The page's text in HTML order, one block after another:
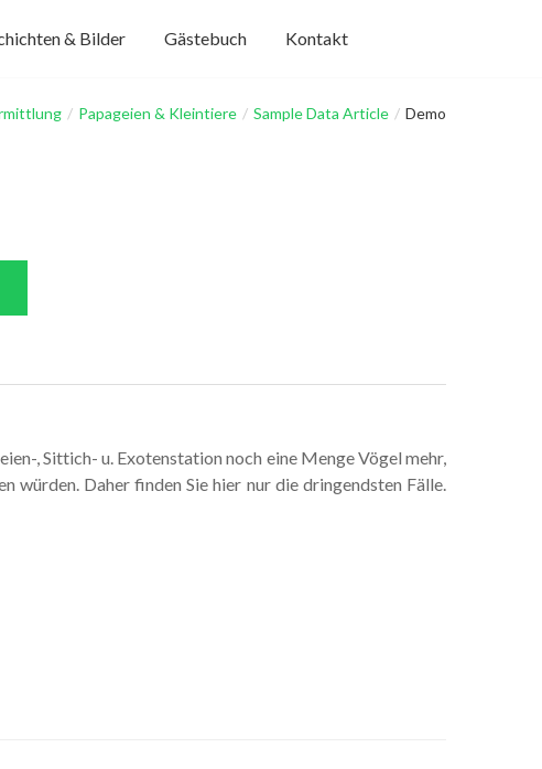
& Bilder Gästebuch Kontakt
/ Papageien & Kleintiere / Sample Data Article / Demo
, Sittich- u. Exotenstation noch eine Menge Vögel mehr,
würden. Daher finden Sie hier nur die dringendsten Fälle.